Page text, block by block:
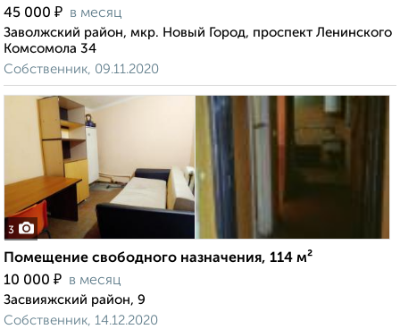
45 000 ₽ в месяц
Заволжский район, мкр. Новый Город, проспект Ленинского
Комсомола 34
Собственник, 09.11.2020
3
Помещение свободного назначения, 114 м²
10 000 ₽ в месяц
Засвияжский район, 9
Собственник, 14.12.2020